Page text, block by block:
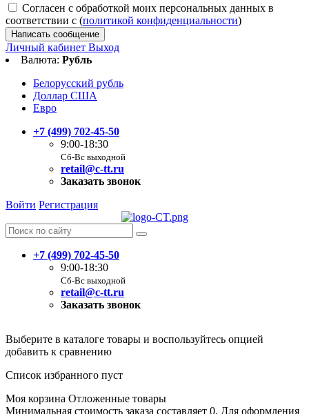
Согласен с обработкой моих персональных данных в
соответствии с (политикой конфиденциальности)
Написать сообщение
Личный кабинет Выход
Валюта: Рубль
Белорусский рубль
Доллар США
Евро
+7 (499) 702-45-50
9:00-18:30
Сб-Вс выходной
retail@c-tt.ru
Заказать звонок
Войти Регистрация
+7 (499) 702-45-50
9:00-18:30
Сб-Вс выходной
retail@c-tt.ru
Заказать звонок
Выберите в каталоге товары и воспользуйтесь опцией
добавить к сравнению
Список избранного пуст
Моя корзина Отложенные товары
Минимальная стоимость заказа составляет 0. Для оформления